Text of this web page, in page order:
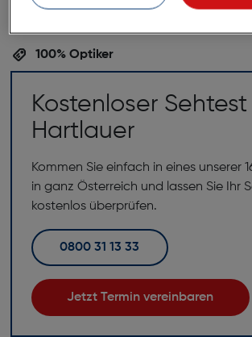
100% Optiker
Kostenloser
Hartlauer
Kommen Sie einfach in eines unserer
in ganz Österreich und lassen Sie Ihr
kostenlos überprüfen.
0800 31 13 33
Jetzt Termin vereinbaren